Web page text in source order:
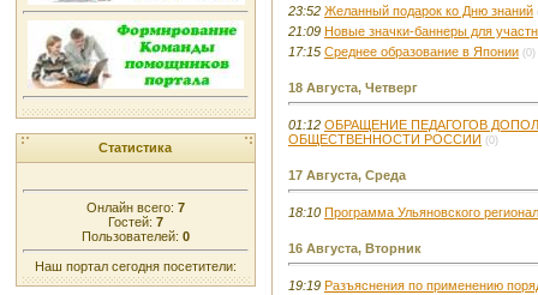
Статистика
Онлайн всего: 7
Гостей: 7
Пользователей: 0
Наш портал сегодня посетители:
23:52 Желанный подарок ко Дню знаний
21:09 Новые значки-баннеры для
17:15 Среднее образование в Японии (0)
18 Августа, Четверг
01:12 ОБРАЩЕНИЕ ПЕДАГОГОВ
ОБЩЕСТВЕННОСТИ РОССИИ (0)
17 Августа, Среда
18:10 Программа Ульяновского
16 Августа, Вторник
19:19 Разъяснения по применению